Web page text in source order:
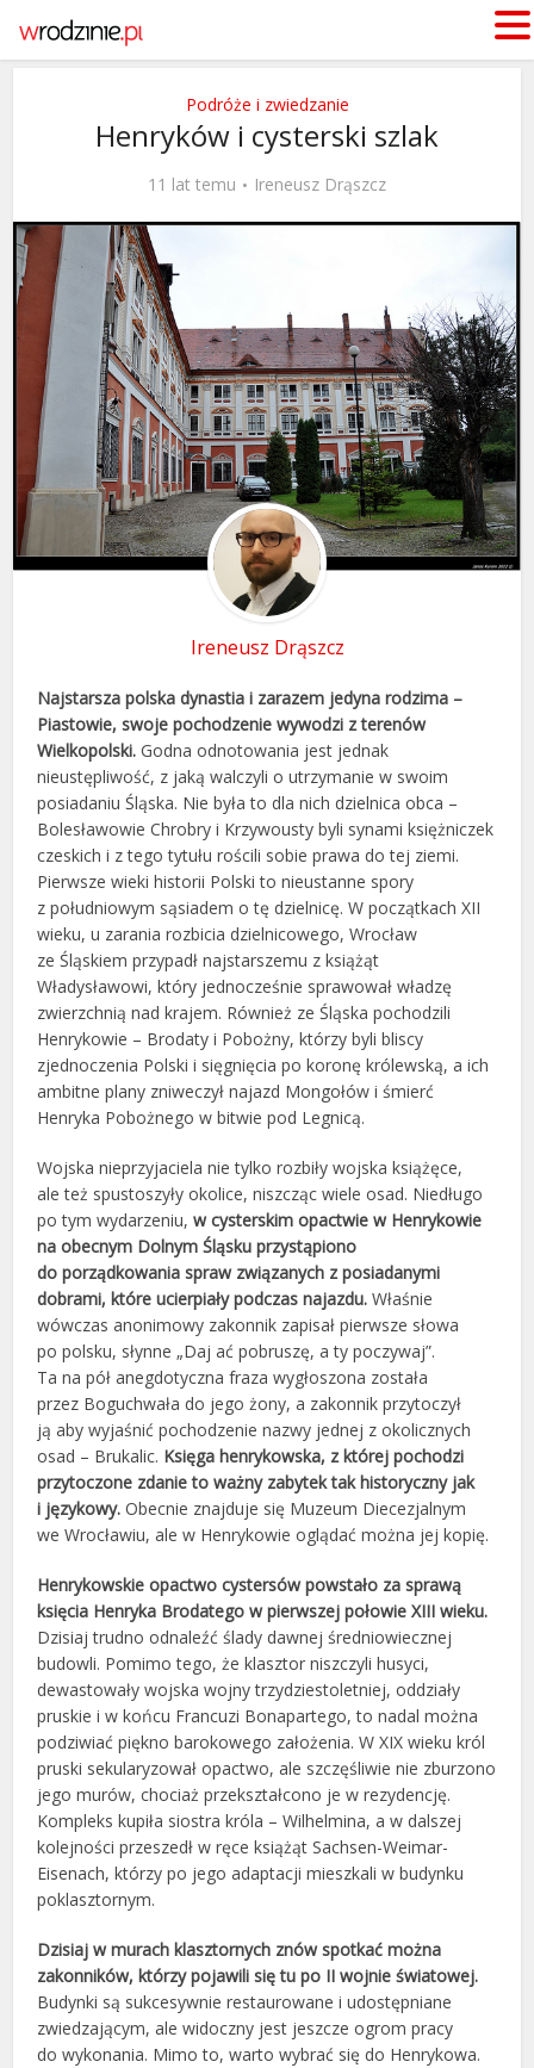
Podróże i zwiedzanie
Henryków i cysterski szlak
11 lat temu Ireneusz Drąszcz
Ireneusz Drąszcz
Najstarsza polska dynastia i zarazem jedyna rodzima –
Piastowie, swoje pochodzenie wywodzi z terenów
Wielkopolski. Godna odnotowania jest jednak
nieustępliwość, z jaką walczyli o utrzymanie w swoim
posiadaniu Śląska. Nie była to dla nich dzielnica obca –
Bolesławowie Chrobry i Krzywousty byli synami księżniczek
czeskich i z tego tytułu rościli sobie prawa do tej ziemi.
Pierwsze wieki historii Polski to nieustanne spory
z południowym sąsiadem o tę dzielnicę. W początkach XII
wieku, u zarania rozbicia dzielnicowego, Wrocław
ze Śląskiem przypadł najstarszemu z książąt
Władysławowi, który jednocześnie sprawował władzę
zwierzchnią nad krajem. Również ze Śląska pochodzili
Henrykowie – Brodaty i Pobożny, którzy byli bliscy
zjednoczenia Polski i sięgnięcia po koronę królewską, a ich
ambitne plany zniweczył najazd Mongołów i śmierć
Henryka Pobożnego w bitwie pod Legnicą.
Wojska nieprzyjaciela nie tylko rozbiły wojska książęce,
ale też spustoszyły okolice, niszcząc wiele osad. Niedługo
po tym wydarzeniu,w cysterskim opactwie w Henrykowie
na obecnym Dolnym Śląsku przystąpiono
do porządkowania spraw związanych z posiadanymi
dobrami, które ucierpiały podczas najazdu. Właśnie
wówczas anonimowy zakonnik zapisał pierwsze słowa
po polsku, słynne „Daj ać pobruszę, a ty poczywaj”.
Ta na pół anegdotyczna fraza wygłoszona została
przez Boguchwała do jego żony, a zakonnik przytoczył
ją aby wyjaśnić pochodzenie nazwy jednej z okolicznych
osad – Brukalic. Księga henrykowska, z której pochodzi
przytoczone zdanie to ważny zabytek tak historyczny jak
i językowy. Obecnie znajduje się Muzeum Diecezjalnym
we Wrocławiu, ale w Henrykowie oglądać można jej kopię.
Henrykowskie opactwo cystersów powstało za sprawą
księcia Henryka Brodatego w pierwszej połowie XIII wieku.
Dzisiaj trudno odnaleźć ślady dawnej średniowiecznej
budowli. Pomimo tego, że klasztor niszczyli husyci,
dewastowały wojska wojny trzydziestoletniej, oddziały
pruskie i w końcu Francuzi Bonapartego, to nadal można
podziwiać piękno barokowego założenia. W XIX wieku król
pruski sekularyzował opactwo, ale szczęśliwie nie zburzono
jego murów, chociaż przekształcono je w rezydencję.
Kompleks kupiła siostra króla – Wilhelmina, a w dalszej
kolejności przeszedł w ręce książąt Sachsen-Weimar-
Eisenach, którzy po jego adaptacji mieszkali w budynku
poklasztornym.
Dzisiaj w murach klasztornych znów spotkać można
zakonników, którzy pojawili się tu po II wojnie światowej.
Budynki są sukcesywnie restaurowane i udostępniane
zwiedzającym, ale widoczny jest jeszcze ogrom pracy
do wykonania. Mimo to, warto wybrać się do Henrykowa.